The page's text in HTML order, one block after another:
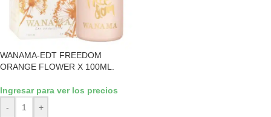
WANAMA-EDT FREEDOM
ORANGE FLOWER X 100ML.
Ingresar para ver los precios
-
+